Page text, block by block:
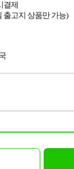
결제
출고지 상품만 가능)